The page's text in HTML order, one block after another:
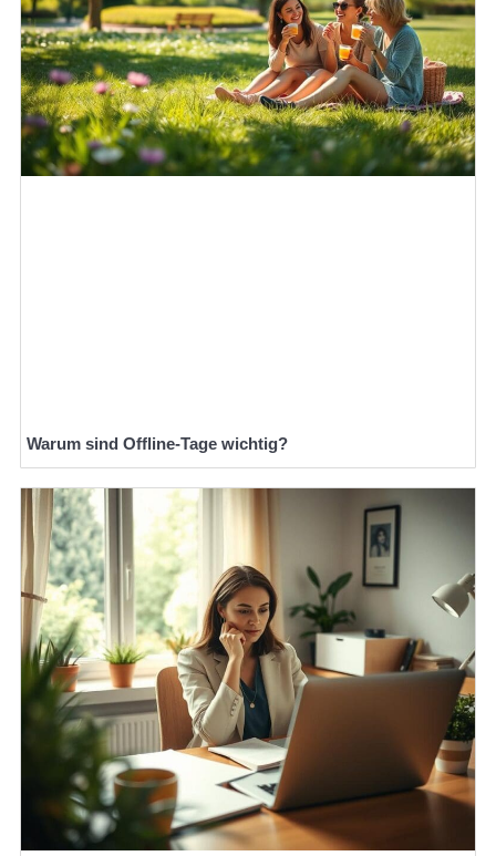
Warum sind Offline-Tage wichtig?